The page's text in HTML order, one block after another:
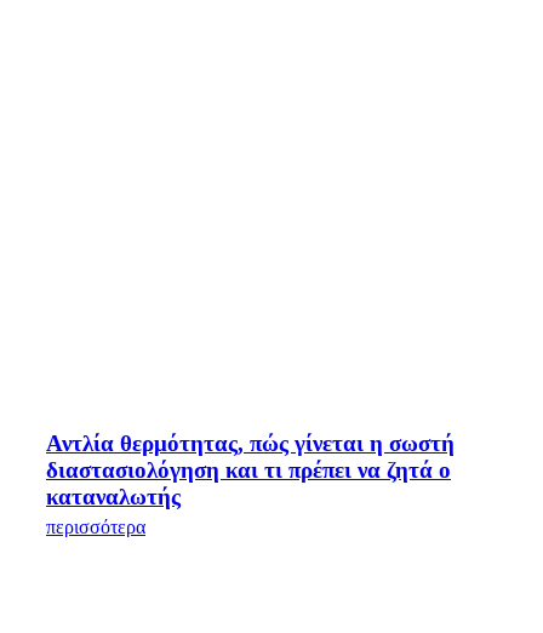
Αντλία θερμότητας, πώς γίνεται η σωστή
διαστασιολόγηση και τι πρέπει να ζητά ο
καταναλωτής
περισσότερα